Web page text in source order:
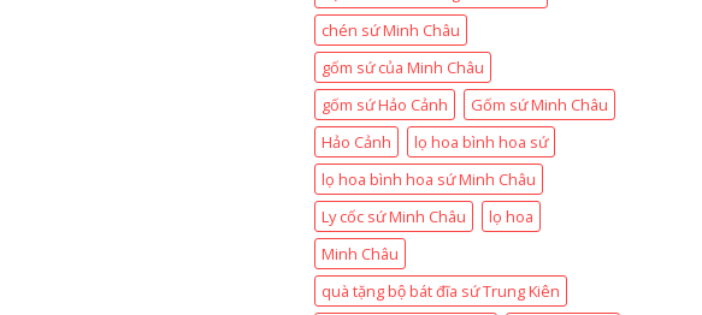
chén sứ Minh Châu
gốm sứ của Minh Châu
gốm sứ Hảo Cảnh
Gốm sứ Minh Châu
Hảo Cảnh
lọ hoa bình hoa sứ
lọ hoa bình hoa sứ Minh Châu
Ly cốc sứ Minh Châu
lọ hoa
Minh Châu
quà tặng bộ bát đĩa sứ Trung Kiên